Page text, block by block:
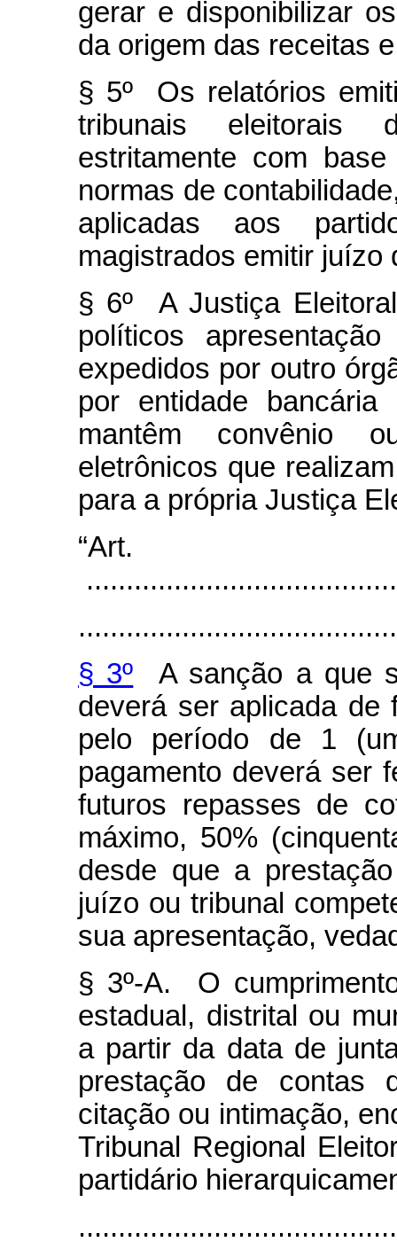
gerar e disponibilizar
da origem das receitas
§ 5º Os relatórios
tribunais eleitorais
estritamente com
normas de
aplicadas aos
magistrados emitir juízo
§ 6º A Justiça
políticos
expedidos por outro
por entidade
mantêm convênio
eletrônicos que
para a própria Justiça
§ 3º A sanção a que
deverá ser aplicada de
pelo período de 1
pagamento deverá ser
futuros repasses de
máximo, 50%
desde que a
juízo ou tribunal
sua apresentação,
§ 3º-A. O
estadual, distrital ou
a partir da data de
prestação de contas
citação ou intimação,
Tribunal Regional
partidário